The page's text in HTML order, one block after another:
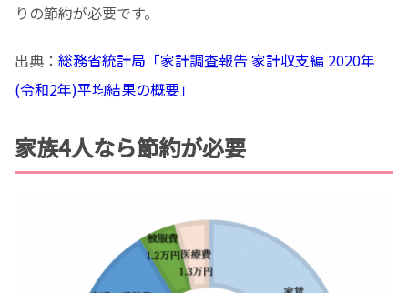
りの節約が必要です。
出典： 総務省統計局「家計調査報告 家計収支編 2020年
(令和2年)平均結果の概要」
家族4人なら節約が必要